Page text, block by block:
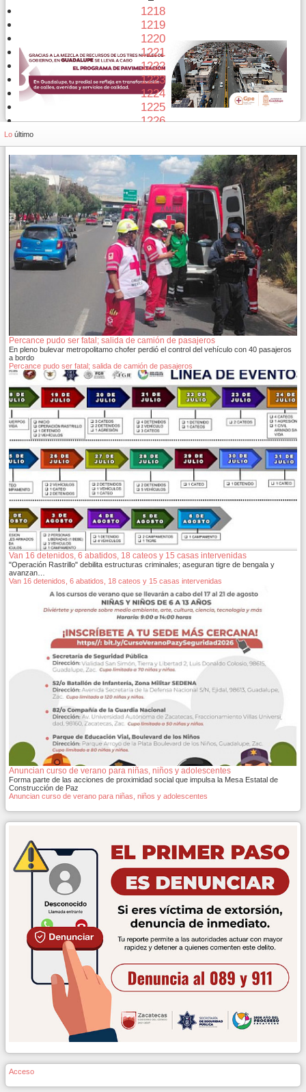
1218
1219
1220
1221
1222
1223
1224
1225
1226
Lo último
Percance pudo ser fatal; salida de camión de pasajeros
En pleno bulevar metropolitamo chofer perdió el control del vehículo con 40 pasajeros
a bordo
Percance pudo ser fatal; salida de camión de pasajeros
Van 16 detenidos, 6 abatidos, 18 cateos y 15 casas intervenidas
"Operación Rastrillo" debilita estructuras criminales; aseguran tigre de bengala y
avanzan…
Van 16 detenidos, 6 abatidos, 18 cateos y 15 casas intervenidas
Anuncian curso de verano para niñas, niños y adolescentes
Forma parte de las acciones de proximidad social que impulsa la Mesa Estatal de
Construcción de Paz
Anuncian curso de verano para niñas, niños y adolescentes
Acceso